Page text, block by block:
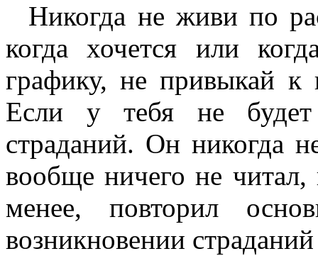
Никогда не живи по
когда хочется или
графику, не привыкай
Если у тебя не будет
страданий. Он никогда
вообще ничего не
менее, повторил
возникновении